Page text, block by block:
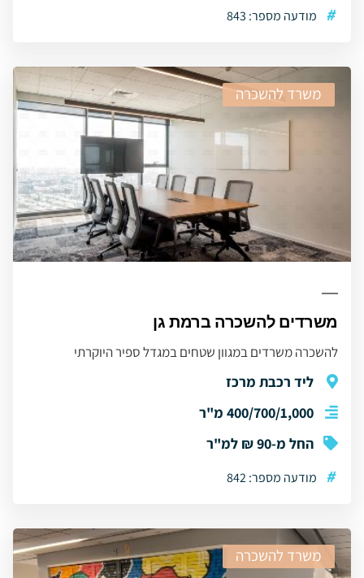
# מודעה מספר: 843
משרד להשכרה
משרדים להשכרה ברמת גן
להשכרה משרדים במגוון שטחים במגדל ספיר היוקרתי
ליד רכבת מרכז
400/700/1,000 מ"ר
החל מ-90 ₪ למ"ר
# מודעה מספר: 842
משרד להשכרה